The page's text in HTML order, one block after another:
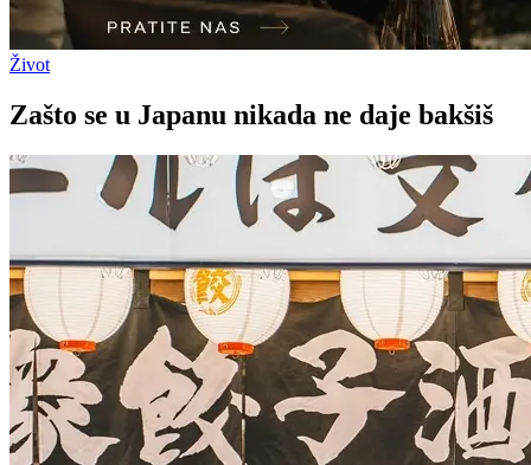
Život
Zašto se u Japanu nikada ne daje bakšiš